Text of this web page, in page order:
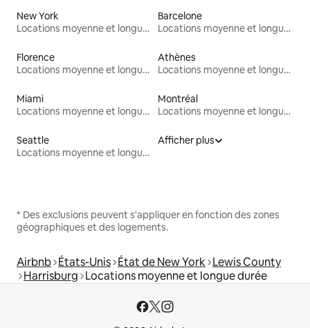
New York
Locations moyenne et longue durée
Barcelone
Locations moyenne et longue durée
Florence
Locations moyenne et longue durée
Athènes
Locations moyenne et longue durée
Miami
Locations moyenne et longue durée
Montréal
Locations moyenne et longue durée
Seattle
Locations moyenne et longue durée
Afficher plus
* Des exclusions peuvent s'appliquer en fonction des zones
géographiques et des logements.
Airbnb États-Unis État de New York Lewis County
Harrisburg Locations moyenne et longue durée